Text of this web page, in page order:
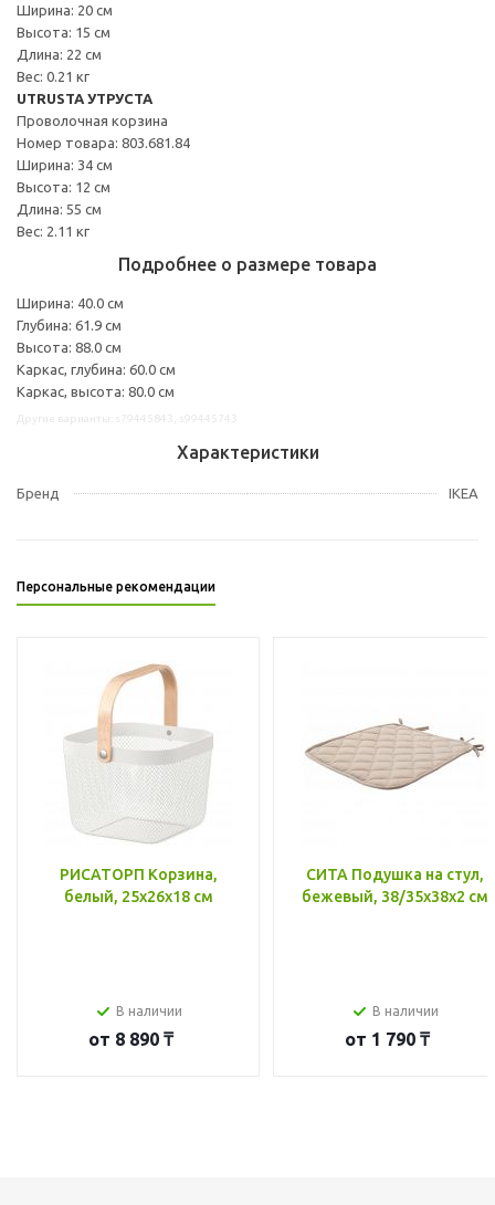
Ширина: 20 см
Высота: 15 см
Длина: 22 см
Вес: 0.21 кг
UTRUSTA УТРУСТА
Проволочная корзина
Номер товара: 803.681.84
Ширина: 34 см
Высота: 12 см
Длина: 55 см
Вес: 2.11 кг
Подробнее о размере товара
Ширина: 40.0 см
Глубина: 61.9 см
Высота: 88.0 см
Каркас, глубина: 60.0 см
Каркас, высота: 80.0 см
Характеристики
Бренд IKEA
Персональные рекомендации
РИСАТОРП Корзина,
белый, 25x26x18 см
В наличии
от 8 890 ₸
СИТА Подушка на стул,
бежевый, 38/35x38x2 см
В наличии
от 1 790 ₸